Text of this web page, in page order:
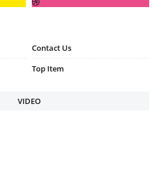
Contact Us
Top Item
VIDEO